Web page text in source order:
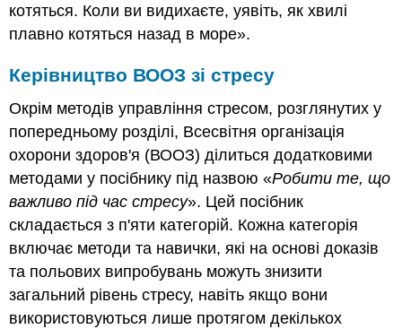
котяться. Коли ви видихаєте, уявіть, як хвилі
плавно котяться назад в море».
Керівництво ВООЗ зі стресу
Окрім методів управління стресом, розглянутих у
попередньому розділі, Всесвітня організація
охорони здоров'я (ВООЗ) ділиться додатковими
методами у посібнику під назвою «Робити те, що
важливо під час стресу». Цей посібник
складається з п'яти категорій. Кожна категорія
включає методи та навички, які на основі доказів
та польових випробувань можуть знизити
загальний рівень стресу, навіть якщо вони
використовуються лише протягом декількох